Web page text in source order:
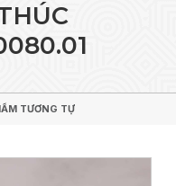
HÚC
080.01
TƯƠNG TỰ